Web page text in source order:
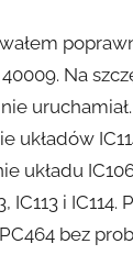
40009. Na
układów
układu
IC113 i
bez